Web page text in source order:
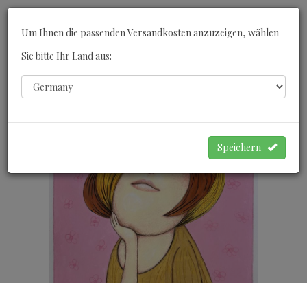
Um Ihnen die passenden Versandkosten anzuzeigen, wählen
Sie bitte Ihr Land aus:
Speichern